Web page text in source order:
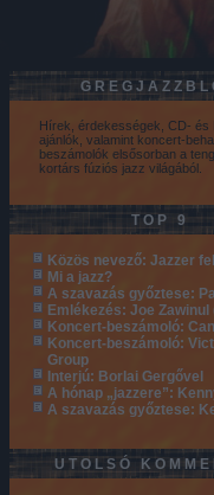
Hírek, érdekességek, CD- és
ajánlók, valamint koncert-
beszámolók elsősorban a
kortárs fúziós jazz világából.
TOP 9
Közös nevező: Jazzer
Mi a jazz?
A szavazás győztese:
Emlékezés: Joe Zawinul
Koncert-beszámoló:
Koncert-beszámoló:
Group
Interjú: Borlai Gergővel
A hónap „jazzere”:
A szavazás győztese:
UTOLSÓ